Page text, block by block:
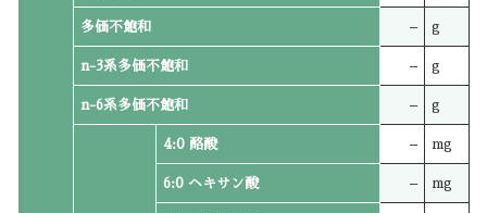
多価不飽和 – g
n-3系多価不飽和 – g
n-6系多価不飽和 – g
4:0 酪酸 – mg
6:0 ヘキサン酸 – mg